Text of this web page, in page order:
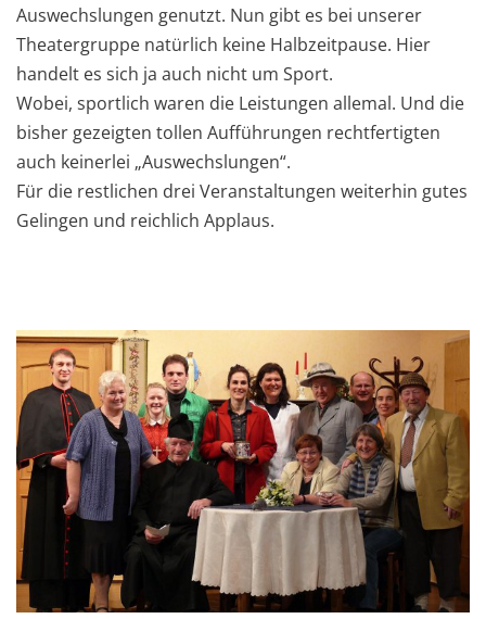
Auswechslungen genutzt. Nun gibt es bei unserer
Theatergruppe natürlich keine Halbzeitpause. Hier
handelt es sich ja auch nicht um Sport.
Wobei, sportlich waren die Leistungen allemal. Und die
bisher gezeigten tollen Aufführungen rechtfertigten
auch keinerlei „Auswechslungen“.
Für die restlichen drei Veranstaltungen weiterhin gutes
Gelingen und reichlich Applaus.